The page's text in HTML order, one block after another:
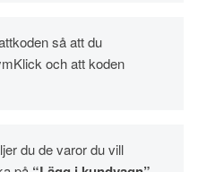
så att du
och att koden
du de varor du vill